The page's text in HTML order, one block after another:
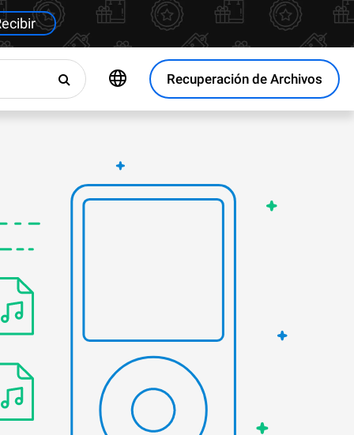
Recuperación de Archivos